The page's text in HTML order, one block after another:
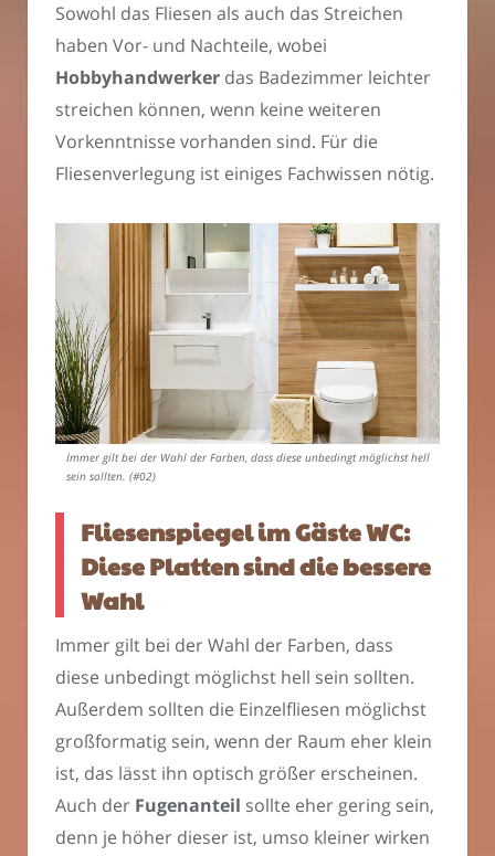
Sowohl das Fliesen als auch das Streichen
haben Vor- und Nachteile, wobei
Hobbyhandwerker das Badezimmer leichter
streichen können, wenn keine weiteren
Vorkenntnisse vorhanden sind. Für die
Fliesenverlegung ist einiges Fachwissen nötig.
Immer gilt bei der Wahl der Farben, dass diese unbedingt möglichst hell
sein sollten. (#02)
Fliesenspiegel im Gäste WC:
Diese Platten sind die bessere
Wahl
Immer gilt bei der Wahl der Farben, dass
diese unbedingt möglichst hell sein sollten.
Außerdem sollten die Einzelfliesen möglichst
großformatig sein, wenn der Raum eher klein
ist, das lässt ihn optisch größer erscheinen.
Auch der Fugenanteil sollte eher gering sein,
denn je höher dieser ist, umso kleiner wirken